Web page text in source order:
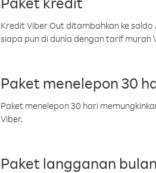
Kredit Viber Out ditambahkan ke
siapa pun di dunia dengan tarif murah
Paket menelepon 30
Paket menelepon 30 hari
Viber.
Paket langganan